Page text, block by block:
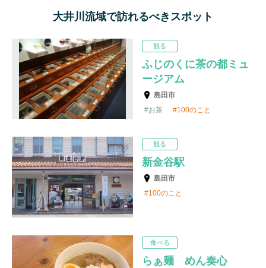
大井川流域で訪れるべきスポット
ふじのくに茶の都ミュ
ージアム
島田市
お茶
100のこと
観る
新金谷駅
島田市
100のこと
観る
らぁ麺 めん奏心
食べる